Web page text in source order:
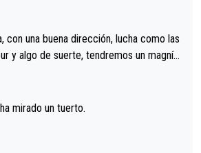
con una buena dirección, lucha como las
y algo de suerte, tendremos un magnífi
mirado un tuerto.